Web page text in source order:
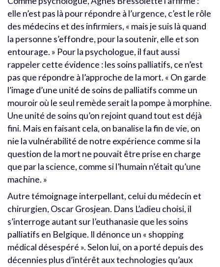
elle n’est pas là pour répondre à l’urgence, c’est le rôle
des médecins et des infirmiers, « mais je suis là quand
la personne s’effondre, pour la soutenir, elle et son
entourage. » Pour la psychologue, il faut aussi
rappeler cette évidence : les soins palliatifs, ce n’est
pas que répondre à l’approche de la mort. « On garde
l’image d’une unité de soins de palliatifs comme un
mouroir où le seul remède serait la pompe à morphine.
Une unité de soins qu’on rejoint quand tout est déjà
fini. Mais en faisant cela, on banalise la fin de vie, on
nie la vulnérabilité de notre expérience comme si la
question de la mort ne pouvait être prise en charge
que par la science, comme si l’humain n’était qu’une
machine. »
Autre témoignage interpellant, celui du médecin et
chirurgien, Oscar Grosjean. Dans L’adieu choisi, il
s’interroge autant sur l’euthanasie que les soins
palliatifs en Belgique. Il dénonce un « shopping
médical désespéré ». Selon lui, on a porté depuis des
décennies plus d’intérêt aux technologies qu’aux